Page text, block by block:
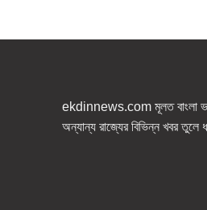
ekdinnews.com মূলত বাংলা
অন্যান্য রাজ্যের বিভিন্ন খবর তুলে